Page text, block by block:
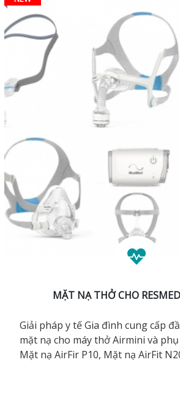
MẶT NẠ THỞ CHO
Giải pháp y tế Gia đình cung cấp
mặt nạ cho máy thở Airmini và
Mặt nạ AirFir P10, Mặt nạ AirFit